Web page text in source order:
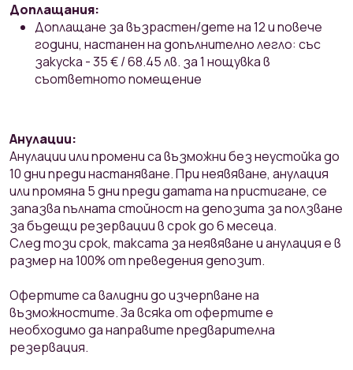
Доплащания:
Доплащане за възрастен/дете на 12 и повече
години, настанен на допълнително легло: със
закуска - 35 € / 68.45 лв. за 1 нощувка в
съответното помещение
Анулации:
Анулации или промени са възможни без неустойка до
10 дни преди настаняване. При неявяване, анулация
или промяна 5 дни преди датата на пристигане, се
запазва пълната стойност на депозитa за ползване
за бъдещи резервации в срок до 6 месеца.
След този срок, таксата за неявяване и анулация е в
размер на 100% от преведения депозит.
Офертите са валидни до изчерпване на
възможностите. За всяка от офертите е
необходимо да направите предварителна
резервация.